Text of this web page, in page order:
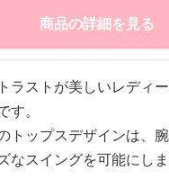
商品の詳細を見る
ラストが美しいレディ
。
トップスデザインは、
なスイングを可能にしま